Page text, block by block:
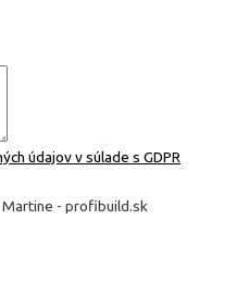
údajov v súlade s GDPR